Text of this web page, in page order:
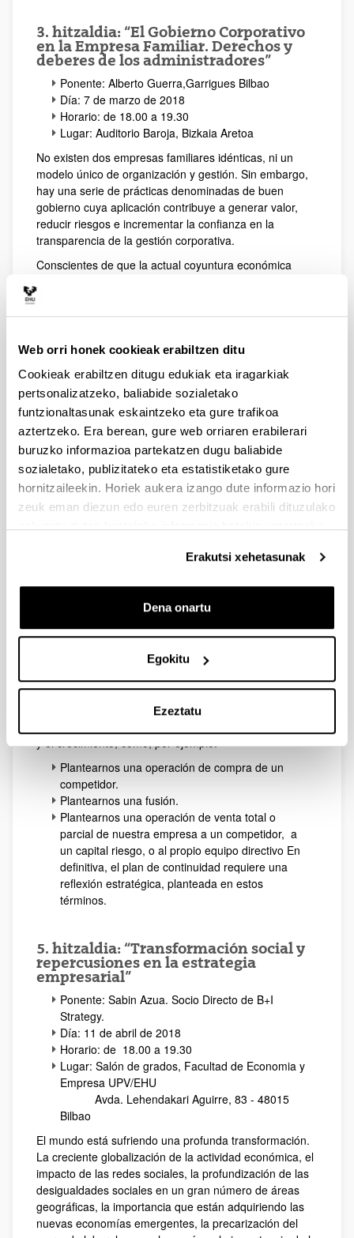
Web orri honek cookieak erabiltzen ditu
Cookieak erabiltzen ditugu edukiak eta iragarkiak
pertsonalizatzeko, baliabide sozialetako
funtzionaltasunak eskaintzeko eta gure trafikoa
aztertzeko. Era berean, gure web orriaren erabilerari
buruzko informazioa partekatzen dugu baliabide
sozialetako, publizitateko eta estatistiketako gure
hornitzaileekin. Horiek aukera izango dute informazio hori
zeuk eman diezun edo euren zerbitzuak erabili dituzulako
Erakutsi xehetasunak
Dena onartu
Egokitu
Ezeztatu
3. hitzaldia: “El Gobierno Corporativo
en la Empresa Familiar. Derechos y
deberes de los administradores”
Ponente: Alberto Guerra,Garrigues Bilbao
Día: 7 de marzo de 2018
Horario: de 18.00 a 19.30
Lugar: Auditorio Baroja, Bizkaia Aretoa
No existen dos empresas familiares idénticas, ni un
modelo único de organización y gestión. Sin embargo,
hay una serie de prácticas denominadas de buen
gobierno cuya aplicación contribuye a generar valor,
reducir riesgos e incrementar la confianza en la
transparencia de la gestión corporativa.
Conscientes de que la actual coyuntura económica
que, además de realizar una puesta al día sobre la
4. hitzaldia: “Operaciones de
integración como alternativa al
crecimiento orgánico la empresa
Familiar”
Ponente: Joaquin Moral, CONFIANZ, S.A.P
Día: 22 de marzo de 2018
Horario: de 18.00 a 19.30
Lugar: Salón de grados, Facultad de Economia y
Empresa UPV/EHU
Avda. Lehendakari Aguirre, 83 - 48015
proceso para fortalecer la posición competitiva de
El fortalecimiento de nuestra posición competitiva
puede suponer el inicio de un proceso de
transformación, un análisis de situación para decidir si
podemos y debemos seguir como estamos, buscando
una sucesión directiva interna o externa, o nos
planteamos llevar a cabo, con el tiempo, acciones de
y el crecimiento, como, por ejemplo:
Plantearnos una operación de compra de un
competidor.
Plantearnos una fusión.
Plantearnos una operación de venta total o
parcial de nuestra empresa a un competidor, a
un capital riesgo, o al propio equipo directivo En
definitiva, el plan de continuidad requiere una
reflexión estratégica, planteada en estos
términos.
5. hitzaldia: “Transformación social y
repercusiones en la estrategia
empresarial”
Ponente: Sabin Azua. Socio Directo de B+I
Strategy.
Día: 11 de abril de 2018
Horario: de 18.00 a 19.30
Lugar: Salón de grados, Facultad de Economia y
Empresa UPV/EHU
Avda. Lehendakari Aguirre, 83 - 48015
Bilbao
El mundo está sufriendo una profunda transformación.
La creciente globalización de la actividad económica, el
impacto de las redes sociales, la profundización de las
desigualdades sociales en un gran número de áreas
geográficas, la importancia que están adquiriendo las
nuevas economías emergentes, la precarización del